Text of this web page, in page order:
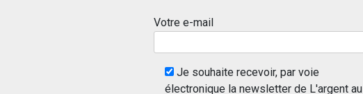
Votre e-mail
Je souhaite recevoir, par voie
électronique la newsletter de L'argent au